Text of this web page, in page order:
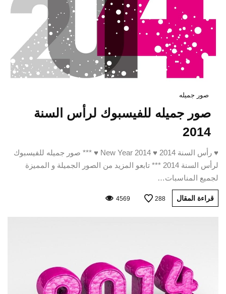
صور جميله
صور جميله للفيسبوك لرأس السنة
2014
♥ رأس السنة 2014 ♥ New Year 2014 ♥ *** صور جميله للفيسبوك
لرأس السنة 2014 *** تابعو المزيد من الصور الجميلة و المميزة
لجميع المناسبات…
قراءة المقال 288
4569